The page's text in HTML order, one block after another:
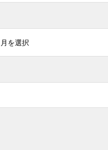
月を選択